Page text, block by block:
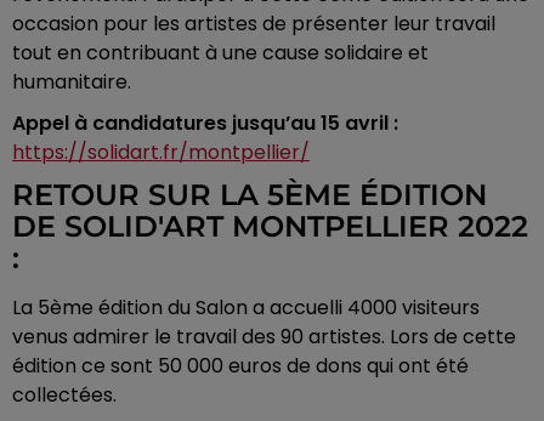
occasion pour les artistes de présenter leur travail
tout en contribuant à une cause solidaire et
humanitaire.
Appel à candidatures jusqu’au 15 avril :
https://solidart.fr/montpellier/
RETOUR SUR LA 5ÈME ÉDITION
DE SOLID'ART MONTPELLIER 2022
:
La 5ème édition du Salon a accuelli 4000 visiteurs
venus admirer le travail des 90 artistes. Lors de cette
édition ce sont 50 000 euros de dons qui ont été
collectées.